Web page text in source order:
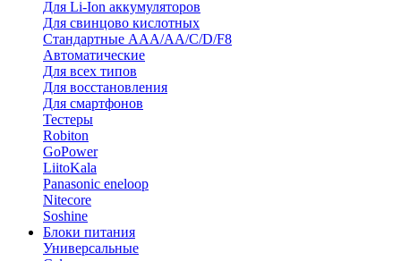
Для Li-Ion аккумуляторов
Для свинцово кислотных
Стандартные ААА/АА/С/D/F8
Автоматические
Для всех типов
Для восстановления
Для смартфонов
Тестеры
Robiton
GoPower
LiitoKala
Panasonic eneloop
Nitecore
Soshine
Блоки питания
Универсальные